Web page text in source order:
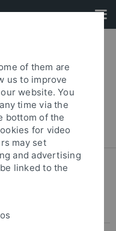
des
Archäologie
of them are
us to improve
website. You
time via the
bottom of the
for video
may set
and advertising
linked to the